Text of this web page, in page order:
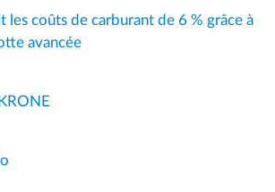
les coûts de carburant de 6 % grâce à
avancée